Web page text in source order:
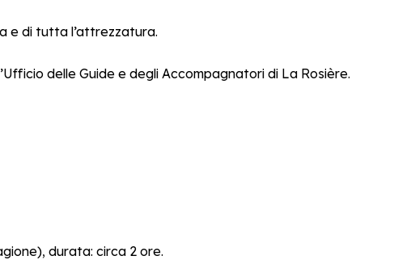
e di tutta l’attrezzatura.
delle Guide e degli Accompagnatori di La Rosière.
durata: circa 2 ore.